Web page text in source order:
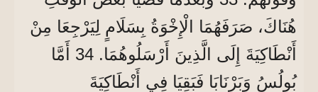
هُنَاكَ، صَرَفَهُمَا الْإِخْوَةُ بِسَلَامٍ لِيَرْجِعَا مِنْ
أَنْطَاكِيَةَ إِلَى الَّذِينَ أَرْسَلُوهُمَا. 34 أَمَّا
بُولُسُ وَبَرْنَابَا فَبَقِيَا فِي أَنْطَاكِيَةَ